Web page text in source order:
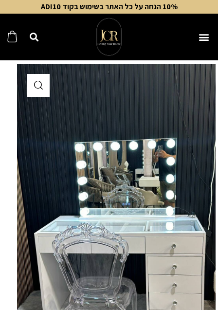
10% הנחה על כל האתר בשימוש בקוד ADI10